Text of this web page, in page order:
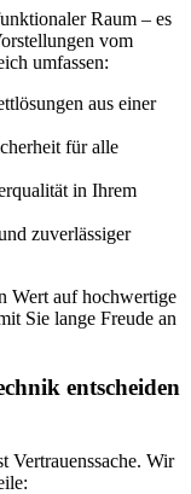
Raum – es
vom
umfassen:
aus einer
für alle
in Ihrem
zuverlässiger
Wert auf hochwertige
Sie lange Freude an
entscheiden
Vertrauenssache. Wir